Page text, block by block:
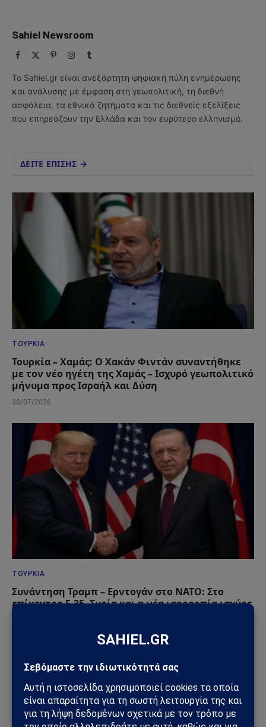
Sahiel Newsroom
Facebook PinterestInstagram
Tumblr
Το Sahiel.gr είναι ανεξάρτητη ψηφιακή πύλη ενημέρωσης
και ανάλυσης με έμφαση στη γεωπολιτική, τη διεθνή
ασφάλεια, τα εθνικά ζητήματα και τις διεθνείς εξελίξεις
που επηρεάζουν την Ελλάδα και τον ευρύτερο ελληνισμό.
ΔΕΙΤΕ ΕΠΙΣΗΣ →
ΤΟΥΡΚΊΑ
Τουρκία – Χαμάς: Ο Χακάν Φιντάν συναντήθηκε
με τον νέο ηγέτη της Χαμάς – Ισχυρό γεωπολιτικό
μήνυμα προς Ισραήλ και Δύση
30/07/2026
ΤΟΥΡΚΊΑ
Συνάντηση Τραμπ – Ερντογάν στο ΝΑΤΟ: Στο
επίκεντρο F-35, Συρία και η νέα ισορροπία ισχύος